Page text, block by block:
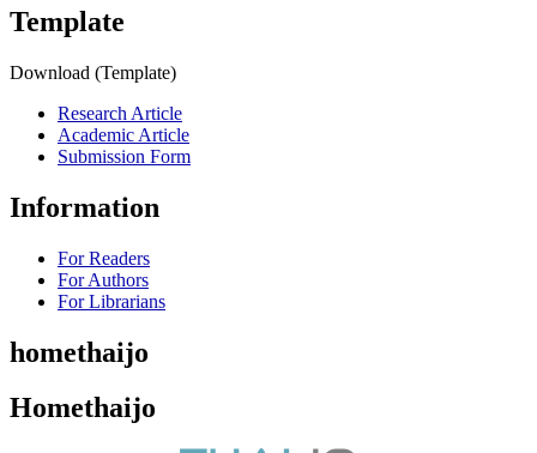
Template
Download (Template)
Research Article
Academic Article
Submission Form
Information
For Readers
For Authors
For Librarians
homethaijo
Homethaijo